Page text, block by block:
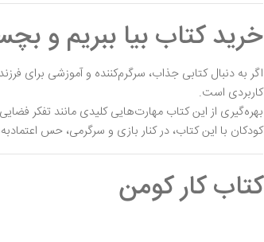
خرید کتاب بیا ببریم و
اگر به دنبال کتابی جذاب، سرگرم‌کننده و آموزشی برای
کاربردی است.
بهره‌گیری از این کتاب مهارت‌هایی کلیدی مانند تفکر
کودکان با این کتاب، در کنار بازی و سرگرمی، حس
کتاب کار کومن